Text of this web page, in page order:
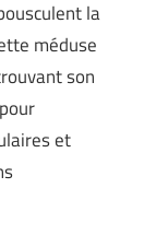
la
méduse
son
et